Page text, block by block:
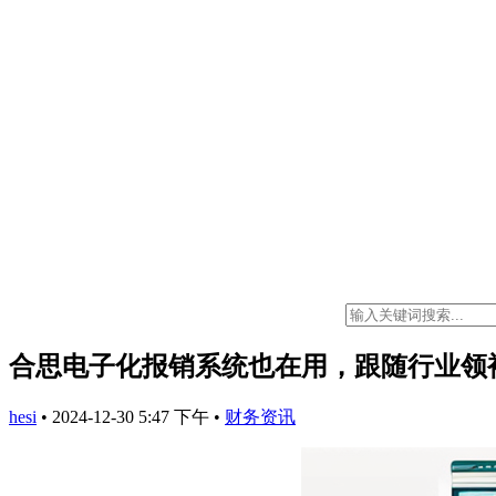
合思电子化报销系统也在用，跟随行业领
hesi • 2024-12-30 5:47 下午 • 财务资讯